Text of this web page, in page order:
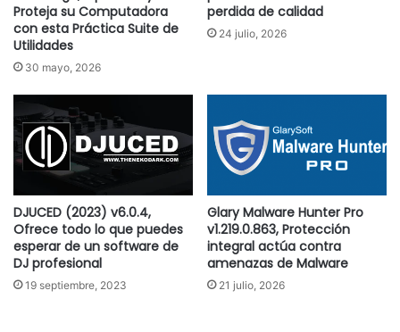
Proteja su Computadora
con esta Práctica Suite de
Utilidades
30 mayo, 2026
perdida de calidad
24 julio, 2026
DJUCED (2023) v6.0.4,
Ofrece todo lo que puedes
esperar de un software de
DJ profesional
19 septiembre, 2023
Glary Malware Hunter Pro
v1.219.0.863, Protección
integral actúa contra
amenazas de Malware
21 julio, 2026